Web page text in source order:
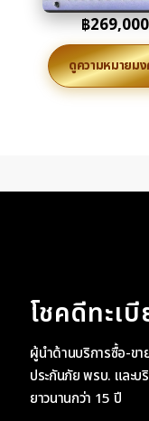
฿269,000
ดูความหมายม
โชคดีทะเ
ผู้นำด้านบริการซื้อ-ขา
ประกันภัย พรบ. และ
ยาวนานกว่า 15 ปี